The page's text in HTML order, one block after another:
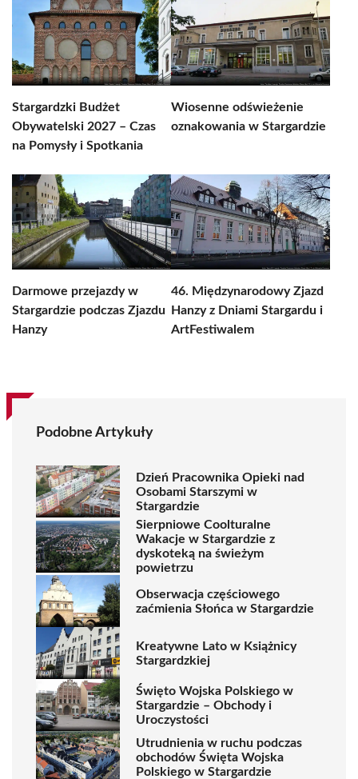
Stargardzki Budżet
Obywatelski 2027 – Czas
na Pomysły i Spotkania
Wiosenne odświeżenie
oznakowania w Stargardzie
Darmowe przejazdy w
Stargardzie podczas Zjazdu
Hanzy
46. Międzynarodowy Zjazd
Hanzy z Dniami Stargardu i
ArtFestiwalem
Podobne Artykuły
Dzień Pracownika Opieki nad
Osobami Starszymi w
Stargardzie
Sierpniowe Coolturalne
Wakacje w Stargardzie z
dyskoteką na świeżym
powietrzu
Obserwacja częściowego
zaćmienia Słońca w Stargardzie
Kreatywne Lato w Książnicy
Stargardzkiej
Święto Wojska Polskiego w
Stargardzie – Obchody i
Uroczystości
Utrudnienia w ruchu podczas
obchodów Święta Wojska
Polskiego w Stargardzie